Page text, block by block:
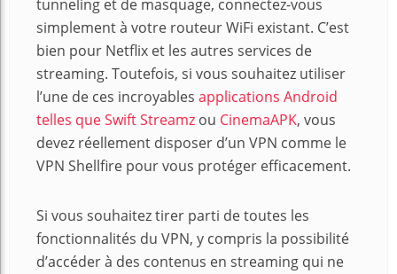
tunneling et de masquage, connectez-vous
simplement à votre routeur WiFi existant. C’est
bien pour Netflix et les autres services de
streaming. Toutefois, si vous souhaitez utiliser
l’une de ces incroyables applications Android
telles que Swift Streamz ou CinemaAPK, vous
devez réellement disposer d’un VPN comme le
VPN Shellfire pour vous protéger efficacement.
Si vous souhaitez tirer parti de toutes les
fonctionnalités du VPN, y compris la possibilité
d’accéder à des contenus en streaming qui ne